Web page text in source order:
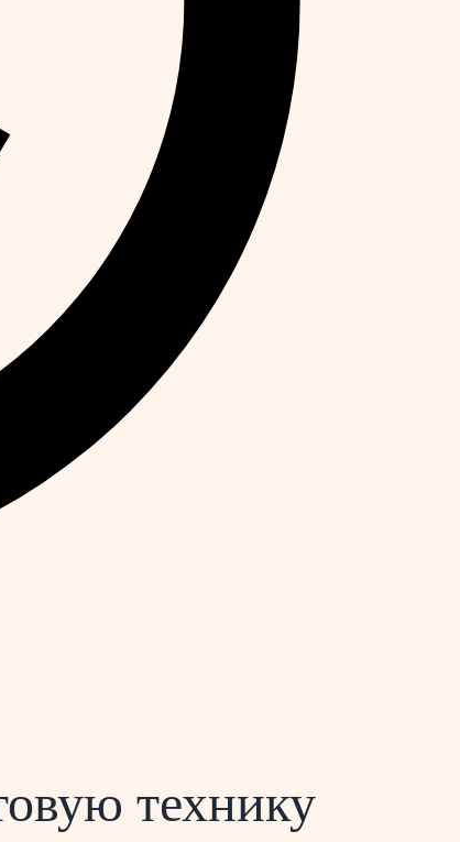
технику